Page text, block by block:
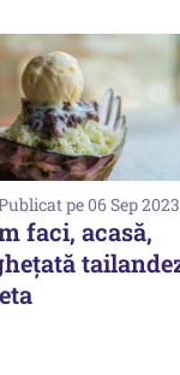
pe 06 Sep 2023
faci, acasă,